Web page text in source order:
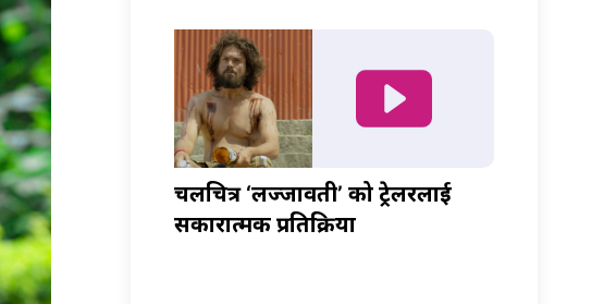
चलचित्र ‘लज्जावती’ को ट्रेलरलाई
सकारात्मक प्रतिक्रिया